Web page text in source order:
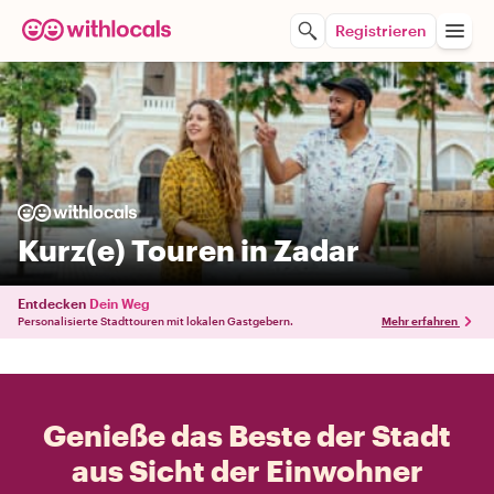
Registrieren
Kurz(e) Touren in Zadar
Entdecken Dein Weg
Personalisierte Stadttouren mit lokalen Gastgebern. Mehr erfahren
Genieße das Beste der Stadt
aus Sicht der Einwohner